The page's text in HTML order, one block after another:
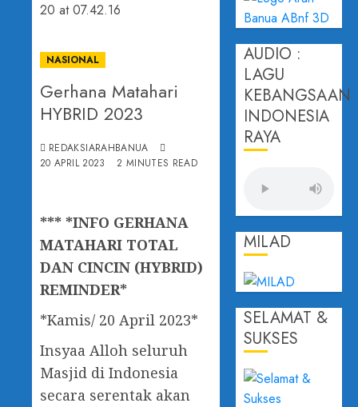
NASIONAL
Gerhana Matahari
HYBRID 2023
REDAKSIARAHBANUA
20 APRIL 2023
2 MINUTES READ
*** *INFO GERHANA
MATAHARI TOTAL
DAN CINCIN (HYBRID)
REMINDER*
*Kamis/ 20 April 2023*
Insyaa Alloh seluruh
Masjid di Indonesia
secara serentak akan
AUDIO :
LAGU
KEBANGSAAN
INDONESIA
RAYA
MILAD
SELAMAT &
SUKSES